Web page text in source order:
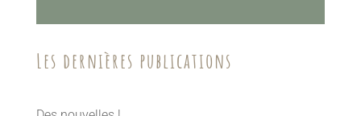
Les dernières publications